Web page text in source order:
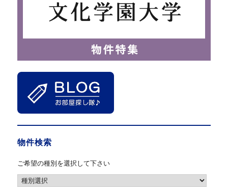
物件検索
ご希望の種別を選択して下さい